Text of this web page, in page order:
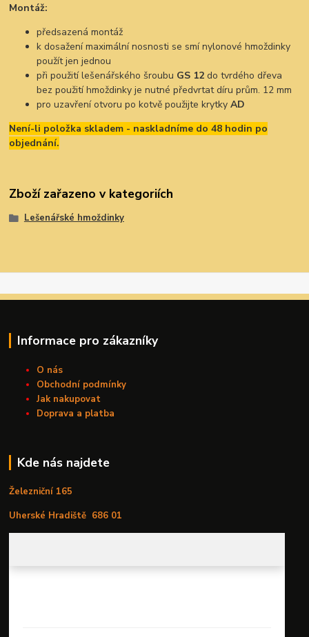
Montáž:
předsazená montáž
k dosažení maximální nosnosti se smí nylonové hmoždinky
použít jen jednou
při použití lešenářského šroubu GS 12 do tvrdého dřeva
bez použití hmoždinky je nutné předvrtat díru prům. 12 mm
pro uzavření otvoru po kotvě použijte krytkyAD
Není-li položka skladem - naskladníme do 48 hodin po
objednání.
Zboží zařazeno v kategoriích
Lešenářské hmoždinky
Informace pro zákazníky
O nás
Obchodní podmínky
Jak nakupovat
Doprava a platba
Kde nás najdete
Železniční 165
Uherské Hradiště 686 01